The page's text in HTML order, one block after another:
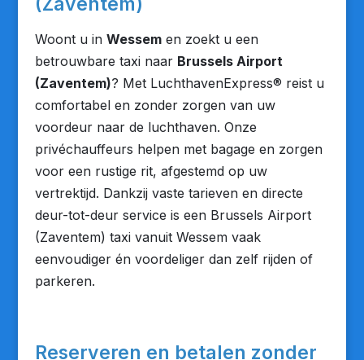
Woont u in Wessemen zoekt u een
betrouwbare taxi naar Brussels Airport
(Zaventem)? Met LuchthavenExpress® reist u
comfortabel en zonder zorgen van uw
voordeur naar de luchthaven. Onze
privéchauffeurs helpen met bagage en zorgen
voor een rustige rit, afgestemd op uw
vertrektijd. Dankzij vaste tarieven en directe
deur-tot-deur service is een Brussels Airport
(Zaventem) taxi vanuit Wessem vaak
eenvoudiger én voordeliger dan zelf rijden of
parkeren.
Reserveren en betalen zonder